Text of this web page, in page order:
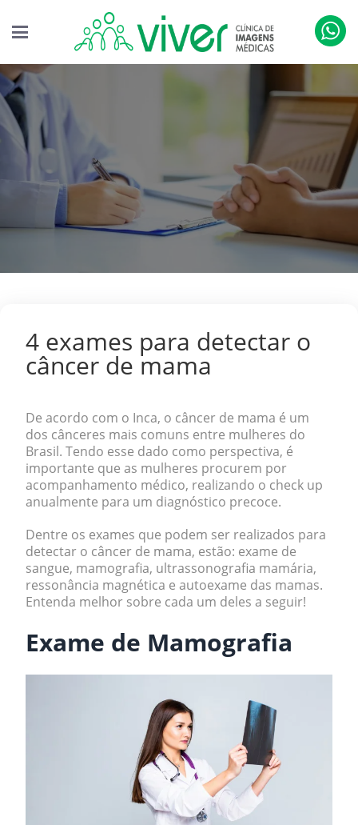
4 exames para detectar o
câncer de mama
De acordo com o Inca, o câncer de mama é um
dos cânceres mais comuns entre mulheres do
Brasil. Tendo esse dado como perspectiva, é
importante que as mulheres procurem por
acompanhamento médico, realizando o check up
anualmente para um diagnóstico precoce.
Dentre os exames que podem ser realizados para
detectar o câncer de mama, estão: exame de
sangue, mamografia, ultrassonografia mamária,
ressonância magnética e autoexame das mamas.
Entenda melhor sobre cada um deles a seguir!
Exame de Mamografia